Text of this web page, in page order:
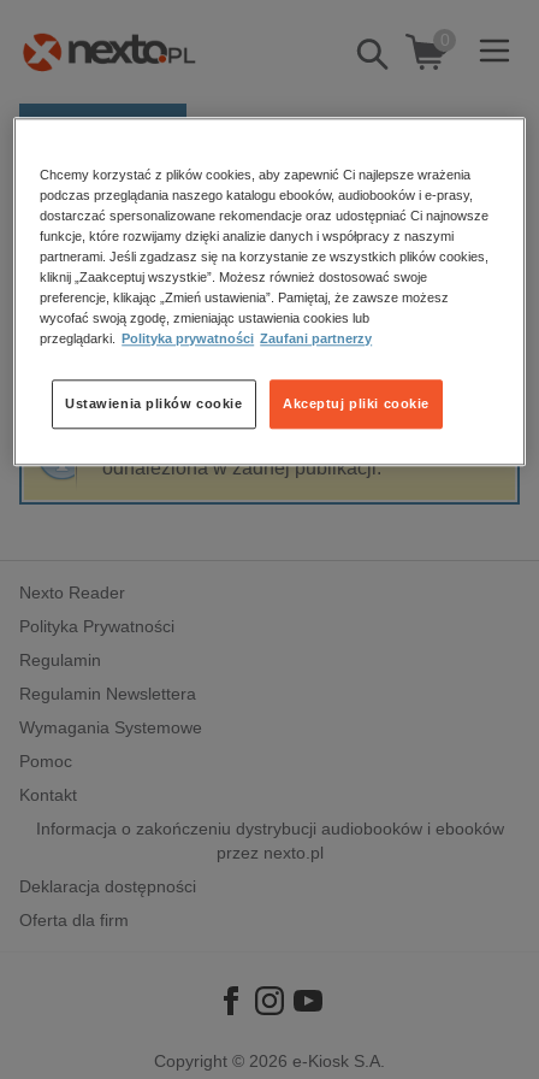
Pokaż/schowaj
wyszukiwarkę
0
Kategorie
Zobacz wszystkie E-prasa
budownictwo, aranżacja wnętrz
biznesowe, branżowe, gospodarka
dzienniki
edukacja
hobby, sport, rozrywka
komputery, internet, technologie, informatyka
polityka, społeczno-informacyjne
psychologiczne
inne
popularno-naukowe
historia
Strona główna ks. Robert J. Woźniak
ks. Robert J. Woźniak
Sortowanie Filtrowanie
odnaleziona w żadnej publikacji.
Nexto Reader
Polityka Prywatności
Regulamin
Regulamin Newslettera
Wymagania Systemowe
Pomoc
Kontakt
Informacja o zakończeniu dystrybucji audiobooków i ebooków
przez nexto.pl
Deklaracja dostępności
Oferta dla firm
Copyright © 2026 e-Kiosk S.A.
Chcemy korzystać z plików cookies, aby zapewnić Ci najlepsze wrażenia
podczas przeglądania naszego katalogu ebooków, audiobooków i e-prasy,
dostarczać spersonalizowane rekomendacje oraz udostępniać Ci najnowsze
funkcje, które rozwijamy dzięki analizie danych i współpracy z naszymi
partnerami. Jeśli zgadzasz się na korzystanie ze wszystkich plików cookies,
kliknij „Zaakceptuj wszystkie”. Możesz również dostosować swoje
preferencje, klikając „Zmień ustawienia”. Pamiętaj, że zawsze możesz
wycofać swoją zgodę, zmieniając ustawienia cookies lub
przeglądarki.
Polityka prywatności Zaufani partnerzy
Akceptuj pliki cookie
Ustawienia plików cookie